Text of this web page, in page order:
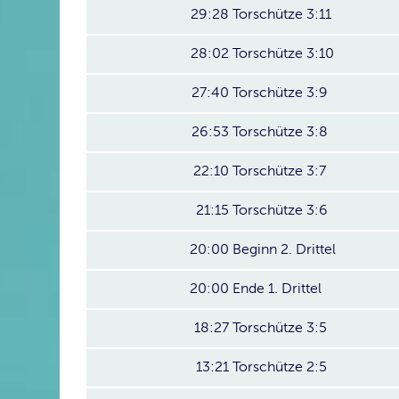
29:28 Torschütze 3:11
28:02 Torschütze 3:10
27:40 Torschütze 3:9
26:53 Torschütze 3:8
22:10 Torschütze 3:7
21:15 Torschütze 3:6
20:00 Beginn 2. Drittel
20:00 Ende 1. Drittel
18:27 Torschütze 3:5
13:21 Torschütze 2:5